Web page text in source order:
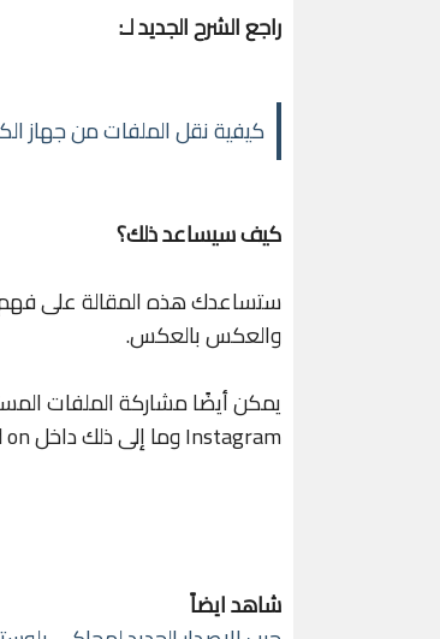
راجع الشرح الجديد لـ:
كيفية نقل الملفات من جهاز
كيف سيساعد ذلك؟
والعكس بالعكس.
Instagram وما إلى ذلك داخل BlueStacks. Read on لمعرفة كيفية القيام بذلك.
شاهد ايضاً